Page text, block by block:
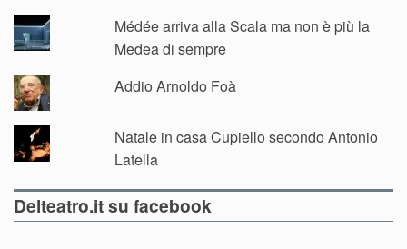
Médée arriva alla Scala ma non è più la
Medea di sempre
Addio Arnoldo Foà
Natale in casa Cupiello secondo Antonio
Latella
Delteatro.it su facebook